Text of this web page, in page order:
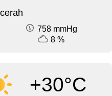
758 mmHg
8 %
+30°C